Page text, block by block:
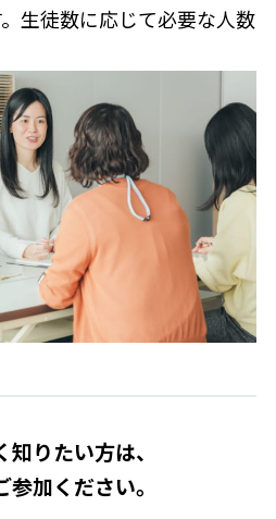
生徒数に応じて必要な人数
知りたい方は、
加ください。